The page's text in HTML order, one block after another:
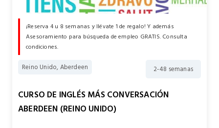
¡Reserva 4 u 8 semanas y llévate 1 de regalo! Y además
Asesoramiento para búsqueda de empleo GRATIS. Consulta
condiciones.
Reino Unido, Aberdeen 2-48 semanas
CURSO DE INGLÉS MÁS CONVERSACIÓN
ABERDEEN (REINO UNIDO)